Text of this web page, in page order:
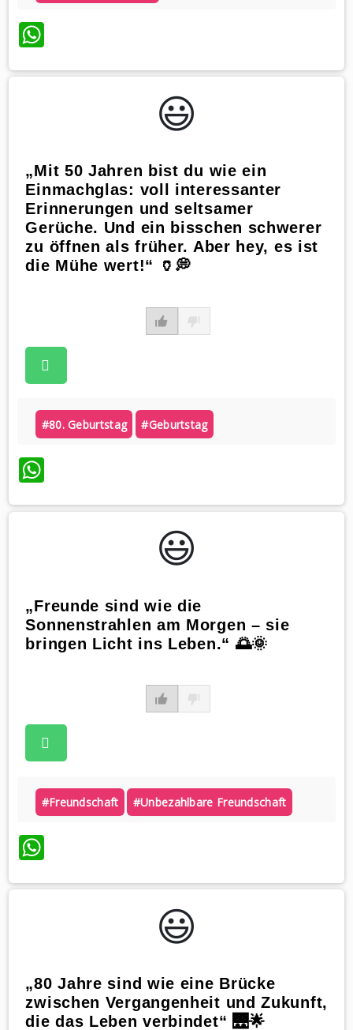
WhatsApp
😃️
„Mit 50 Jahren bist du wie ein
Einmachglas: voll interessanter
Erinnerungen und seltsamer
Gerüche. Und ein bisschen schwerer
zu öffnen als früher. Aber hey, es ist
die Mühe wert!“ 🏺💭
#80. Geburtstag #geburtstag
WhatsApp
😃️
„Freunde sind wie die
Sonnenstrahlen am Morgen – sie
bringen Licht ins Leben.“ 🌅🌞
#freundschaft #unbezahlbare Freundschaft
WhatsApp
😃️
„80 Jahre sind wie eine Brücke
zwischen Vergangenheit und Zukunft,
die das Leben verbindet“ 🌉🌟